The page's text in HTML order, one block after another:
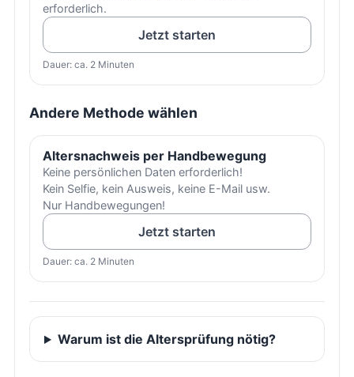
erforderlich.
Jetzt starten
Dauer: ca. 2 Minuten
Andere Methode wählen
Altersnachweis per Handbewegung
Keine persönlichen Daten erforderlich!
Kein Selfie, kein Ausweis, keine E-Mail usw.
Nur Handbewegungen!
Jetzt starten
Dauer: ca. 2 Minuten
Warum ist die Altersprüfung nötig?